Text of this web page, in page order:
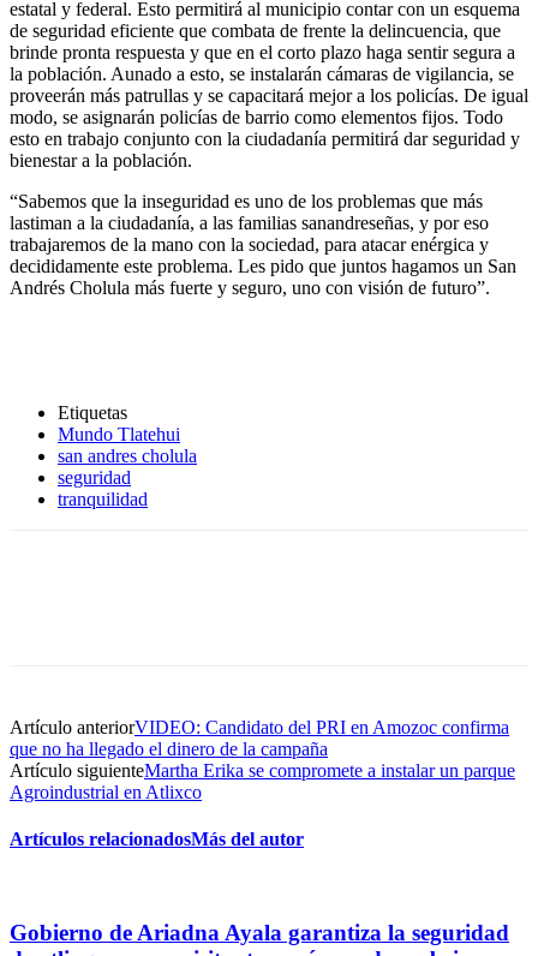
estatal y federal. Esto permitirá al municipio contar con un esquema
de seguridad eficiente que combata de frente la delincuencia, que
brinde pronta respuesta y que en el corto plazo haga sentir segura a
la población. Aunado a esto, se instalarán cámaras de vigilancia, se
proveerán más patrullas y se capacitará mejor a los policías. De igual
modo, se asignarán policías de barrio como elementos fijos. Todo
esto en trabajo conjunto con la ciudadanía permitirá dar seguridad y
bienestar a la población.
“Sabemos que la inseguridad es uno de los problemas que más
lastiman a la ciudadanía, a las familias sanandreseñas, y por eso
trabajaremos de la mano con la sociedad, para atacar enérgica y
decididamente este problema. Les pido que juntos hagamos un San
Andrés Cholula más fuerte y seguro, uno con visión de futuro”.
Etiquetas
Mundo Tlatehui
san andres cholula
seguridad
tranquilidad
Artículo anteriorVIDEO: Candidato del PRI en Amozoc confirma
que no ha llegado el dinero de la campaña
Artículo siguienteMartha Erika se compromete a instalar un parque
Agroindustrial en Atlixco
Artículos relacionadosMás del autor
Gobierno de Ariadna Ayala garantiza la seguridad